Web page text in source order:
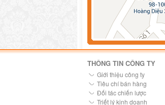
THÔNG TIN CÔNG TY
Giới thiệu công ty
Tiêu chí bán hàng
Đối tác chiến lược
Triết lý kinh doanh